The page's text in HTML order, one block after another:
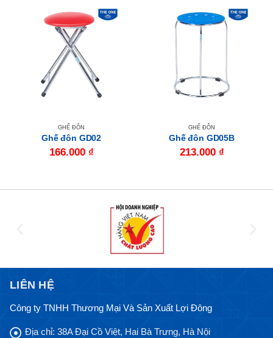
GHẾ ĐÔN
Ghế đôn GD02
166.000 ₫
GHẾ ĐÔN
Ghế đôn GD05B
213.000 ₫
LIÊN HỆ
Công ty TNHH Thương Mại Và Sản Xuất Lợi Đông
Địa chỉ: 38A Đại Cồ Việt, Hai Bà Trưng, Hà Nội